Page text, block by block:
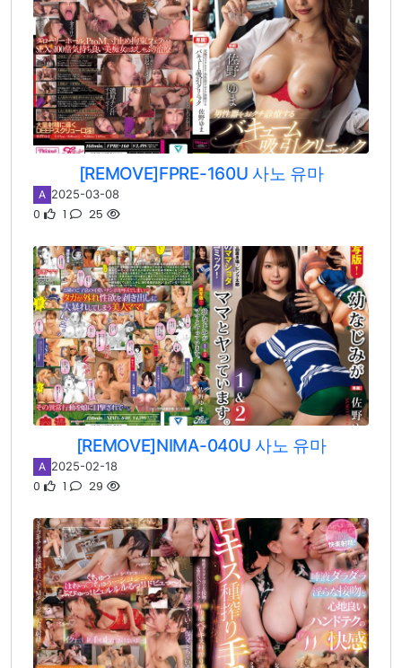
[REMOVE]FPRE-160U 사노 유마
A 2025-03-08
0 1 25
[REMOVE]NIMA-040U 사노 유마
A 2025-02-18
0 1 29